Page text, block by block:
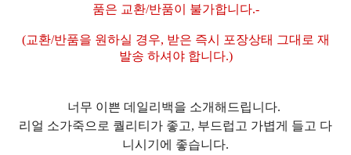
품은 교환/반품이 불가합니다.-
(교환/반품을 원하실 경우, 받은 즉시 포장상태 그대로 재
발송 하셔야 합니다.)
너무 이쁜 데일리백을 소개해드립니다.
리얼 소가죽으로 퀄리티가 좋고, 부드럽고 가볍게 들고 다
니시기에 좋습니다.